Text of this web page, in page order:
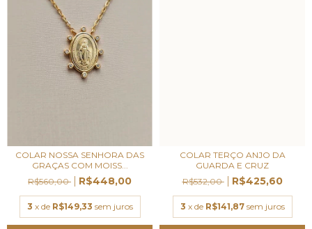
COLAR NOSSA SENHORA DAS
GRAÇAS COM MOISS...
R$560,00
R$448,00
3 x de R$149,33 sem juros
COLAR TERÇO ANJO DA
GUARDA E CRUZ
R$532,00
R$425,60
3 x de R$141,87 sem juros